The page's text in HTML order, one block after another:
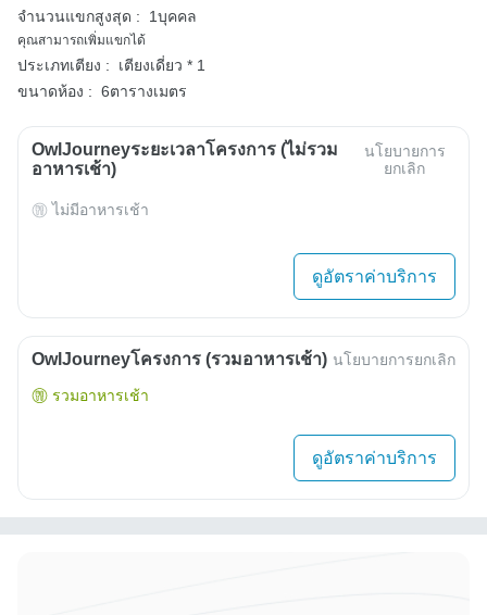
จำนวนแขกสูงสุด : 1บุคคล
คุณสามารถเพิ่มแขกได้
ประเภทเตียง :
เตียงเดี่ยว * 1
ขนาดห้อง : 6ตารางเมตร
OwlJourneyระยะเวลาโครงการ (ไม่รวม
อาหารเช้า)
นโยบายการ
ยกเลิก
ไม่มีอาหารเช้า
ดูอัตราค่าบริการ
OwlJourneyโครงการ (รวมอาหารเช้า) นโยบายการยกเลิก
รวมอาหารเช้า
ดูอัตราค่าบริการ